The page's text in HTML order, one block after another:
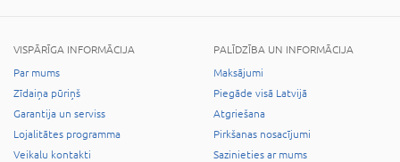
VISPĀRĪGA INFORMĀCIJA
Par mums
Zīdaiņa pūriņš
Garantija un serviss
Lojalitātes programma
Veikalu kontakti
PALĪDZĪBA UN INFORMĀCIJA
Maksājumi
Piegāde visā Latvijā
Atgriešana
Pirkšanas nosacījumi
Sazinieties ar mums